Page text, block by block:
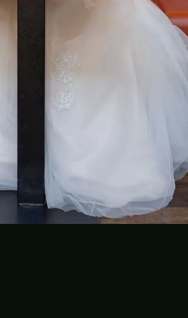
Folge dem Fotografen auf Instagram
Folge dem Fotografen auf TikTok
Videos des Fotografen auf